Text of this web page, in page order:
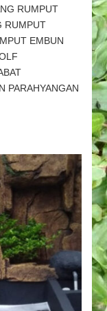
RUMPUT
RUMPUT
EMBUN
PARAHYANGAN